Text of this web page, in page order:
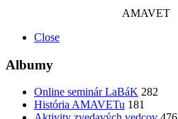
AMAVET
Close
Albumy
Online seminár LaBáK 282
História AMAVETu 181